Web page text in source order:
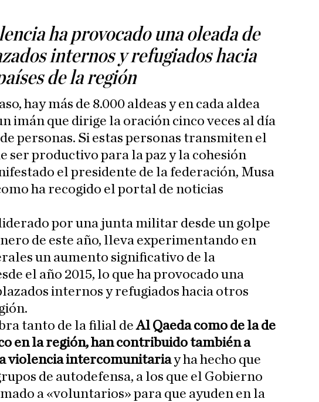
ha provocado una oleada de
internos y refugiados hacia
de la región
hay más de 8.000 aldeas y en cada aldea
imán que dirige la oración cinco veces al día
personas. Si estas personas transmiten el
ser productivo para la paz y la cohesión
el presidente de la federación, Musa
ha recogido el portal de noticias
por una junta militar desde un golpe
de este año, lleva experimentando en
un aumento significativo de la
el año 2015, lo que ha provocado una
internos y refugiados hacia otros
tanto de la filial deAl Qaeda como de la de
en la región, han contribuido también a
violencia intercomunitariay ha hecho que
de autodefensa, a los que el Gobierno
a «voluntarios» para que ayuden en la